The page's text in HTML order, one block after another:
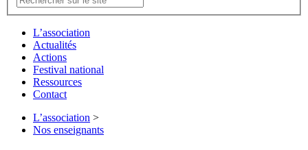
L’association
Actualités
Actions
Festival national
Ressources
Contact
L’association >
Nos enseignants